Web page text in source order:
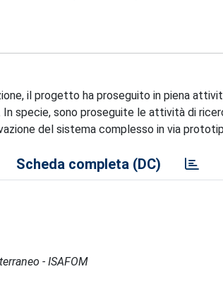
il progetto ha proseguito in piena
specie, sono proseguite le attività di
del sistema complesso in via
Scheda completa (DC)
- ISAFOM